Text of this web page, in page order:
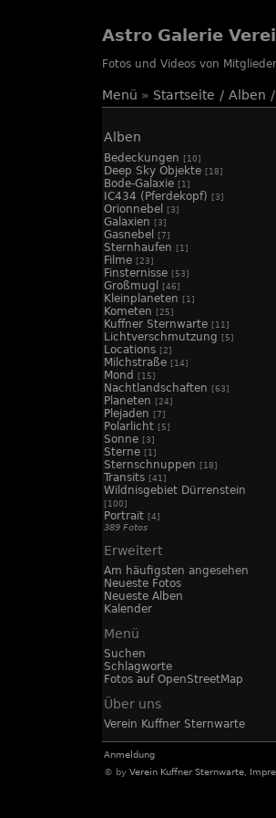
Astro Galerie
Fotos und Videos von
Menü » Startseite / Alben /
Alben
Bedeckungen [10]
Deep Sky Objekte [18]
Bode-Galaxie [1]
IC434 (Pferdekopf) [3]
Orionnebel [3]
Galaxien [3]
Gasnebel [7]
Sternhaufen [1]
Filme [23]
Finsternisse [53]
Großmugl [46]
Kleinplaneten [1]
Kometen [25]
Kuffner Sternwarte [11]
Lichtverschmutzung [5]
Locations [2]
Milchstraße [14]
Mond [15]
Nachtlandschaften [63]
Planeten [24]
Plejaden [7]
Polarlicht [5]
Sonne [3]
Sterne [1]
Sternschnuppen [18]
Transits [41]
Wildnisgebiet Dürrenstein
[100]
Portrait [4]
389 Fotos
Erweitert
Am häufigsten angesehen
Neueste Fotos
Neueste Alben
Kalender
Menü
Suchen
Schlagworte
Fotos auf OpenStreetMap
Über uns
Verein Kuffner Sternwarte
Anmeldung
© by Verein Kuffner Sternwarte